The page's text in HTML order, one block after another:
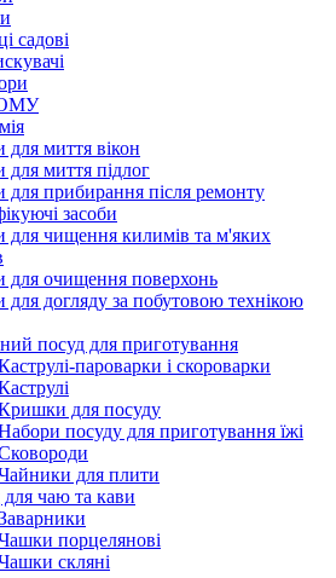
садові
для миття вікон
для миття підлог
для прибирання після ремонту
засоби
для чищення килимів та м'яких
для очищення поверхонь
для догляду за побутовою технікою
посуд для приготування
пароварки і скороварки
для посуду
посуду для приготування їжі
для плити
чаю та кави
порцелянові
скляні